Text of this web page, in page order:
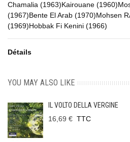
Chamalia (1963)Kairouane
(1967)Bente El Arab (1970)Mohsen
(1969)Hobbak Fi Kenini (1966)
Détails
YOU MAY ALSO LIKE
IL VOLTO DELLA VERGINE
16,69 € TTC